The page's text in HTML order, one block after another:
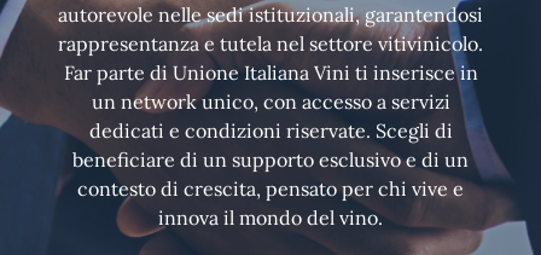
autorevole nelle sedi istituzionali, garantendosi
rappresentanza e tutela nel settore vitivinicolo.
Far parte di Unione Italiana Vini ti inserisce in
un network unico, con accesso a servizi
dedicati e condizioni riservate. Scegli di
beneficiare di un supporto esclusivo e di un
contesto di crescita, pensato per chi vive e
innova il mondo del vino.